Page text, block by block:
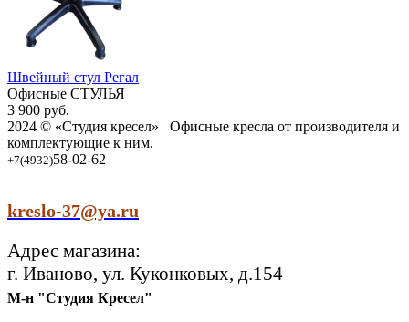
Швейный стул Регал
Офисные СТУЛЬЯ
3 900 руб.
2024 © «Студия кресел» Офисные кресла от производителя и
комплектующие к ним.
+7(4932)58-02-62
kreslo-37@ya.ru
Адрес магазина:
г. Иваново, ул. Куконковых, д.154
М-н "Студия Кресел"